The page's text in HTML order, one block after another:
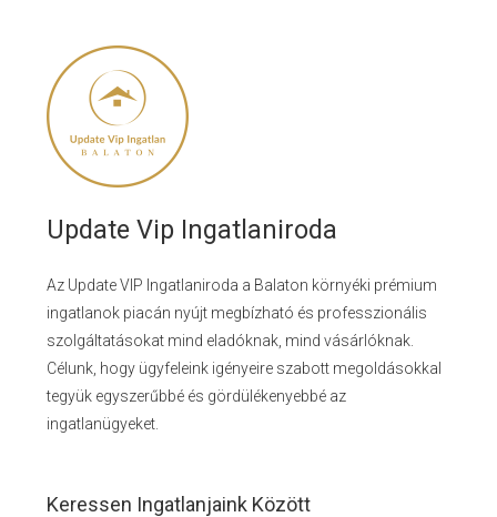
Update Vip Ingatlaniroda
Az Update VIP Ingatlaniroda a Balaton környéki prémium
ingatlanok piacán nyújt megbízható és professzionális
szolgáltatásokat mind eladóknak, mind vásárlóknak.
Célunk, hogy ügyfeleink igényeire szabott megoldásokkal
tegyük egyszerűbbé és gördülékenyebbé az
ingatlanügyeket.
Keressen Ingatlanjaink Között